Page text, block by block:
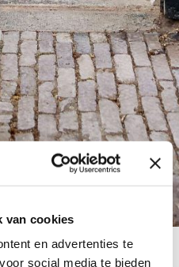
van cookies
en advertenties te
social media te bieden